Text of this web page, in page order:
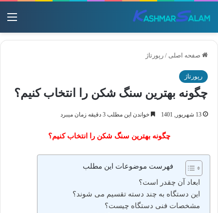
صفحه اصلی / رپورتاژ
رپورتاژ
چگونه بهترین سنگ شکن را انتخاب کنیم؟
13 شهریور, 1401 خواندن این مطلب 3 دقیقه زمان میبرد
چگونه بهترین سنگ شکن را انتخاب کنیم؟
فهرست موضوعات این مطلب
ابعاد آن چقدر است؟
این دستگاه به چند دسته تقسیم می شوند؟
مشخصات فنی دستگاه چیست؟